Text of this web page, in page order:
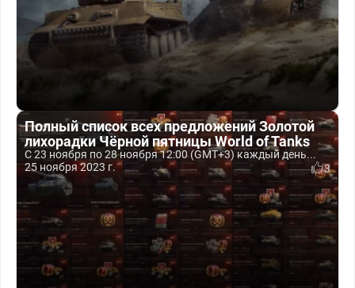
Полный список всех предложений Золотой
лихорадки Чёрной пятницы World of Tanks
С 23 ноября по 28 ноября 12:00 (GMT+3) каждый день...
25 ноября 2023 г.
3